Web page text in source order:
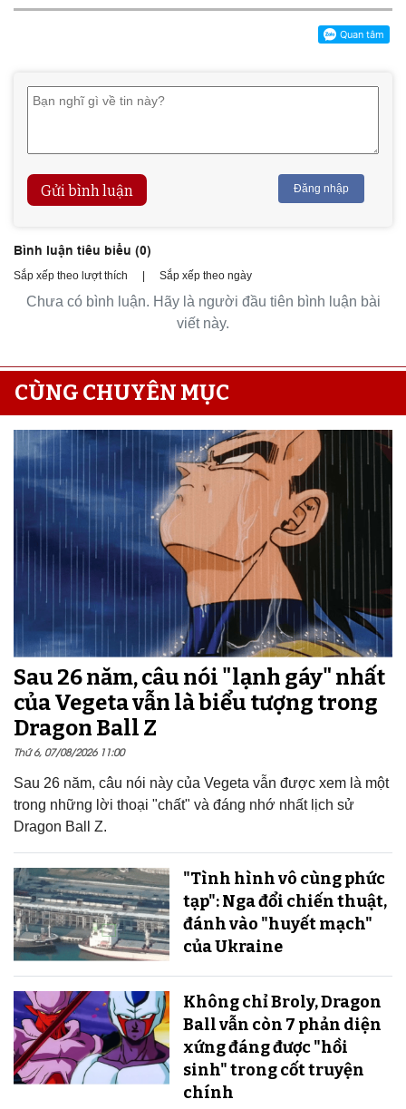
Gửi bình luận Đăng nhập
Bình luận tiêu biểu (0)
Sắp xếp theo lượt thích | Sắp xếp theo ngày
Chưa có bình luận. Hãy là người đầu tiên bình luận bài
viết này.
CÙNG CHUYÊN MỤC
Sau 26 năm, câu nói "lạnh gáy" nhất
của Vegeta vẫn là biểu tượng trong
Dragon Ball Z
Thứ 6, 07/08/2026 11:00
Sau 26 năm, câu nói này của Vegeta vẫn được xem là một
trong những lời thoại "chất" và đáng nhớ nhất lịch sử
Dragon Ball Z.
"Tình hình vô cùng phức
tạp": Nga đổi chiến thuật,
đánh vào "huyết mạch"
của Ukraine
Không chỉ Broly, Dragon
Ball vẫn còn 7 phản diện
xứng đáng được "hồi
sinh" trong cốt truyện
chính